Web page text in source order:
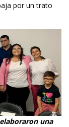
por un trato
elaboraron una